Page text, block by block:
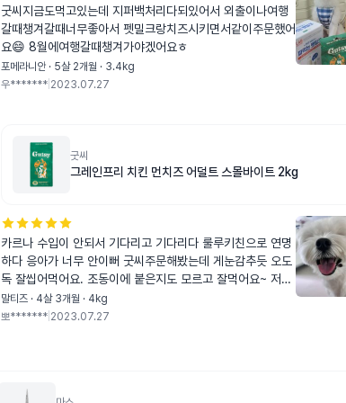
굿씨지금도먹고있는데 지퍼백처리다되있어서 외출이나여행
갈때챙겨갈때너무좋아서 펫밀크랑치즈시키면서같이주문했어
요😄 8월에여행갈때챙겨가야겠어요ㅎ
포메라니안 · 5살 2개월 · 3.4kg
우******* 2023.07.27
굿씨
그레인프리 치킨 먼치즈 어덜트 스몰바이트 2kg
카르나 수입이 안되서 기다리고 기다리다 룰루키친으로 연명
하다 응아가 너무 안이뻐 굿씨주문해봤는데 게눈감추듯 오도
독 잘씹어먹어요. 조동이에 붙은지도 모르고 잘먹어요~ 저건
낼먹울라꼬요? ㅋㅋㅋ 울 댕댕이아들이 너무 잘먹어주네요
탈없으묜 갈아타야겠어요
말티즈 · 4살 3개월 · 4kg
뽀******* 2023.07.27